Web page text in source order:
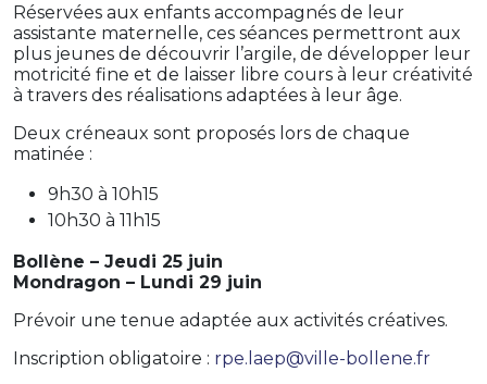
Réservées aux enfants accompagnés de leur
assistante maternelle, ces séances permettront aux
plus jeunes de découvrir l’argile, de développer leur
motricité fine et de laisser libre cours à leur créativité
à travers des réalisations adaptées à leur âge.
Deux créneaux sont proposés lors de chaque
matinée :
9h30 à 10h15
10h30 à 11h15
Bollène – Jeudi 25 juin
Mondragon – Lundi 29 juin
Prévoir une tenue adaptée aux activités créatives.
Inscription obligatoire : rpe.laep@ville-bollene.fr